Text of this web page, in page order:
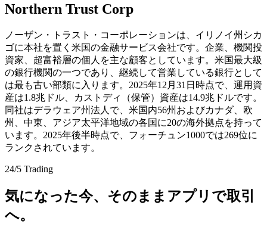
Northern Trust Corp
ノーザン・トラスト・コーポレーションは、イリノイ州シカ
ゴに本社を置く米国の金融サービス会社です。企業、機関投
資家、超富裕層の個人を主な顧客としています。米国最大級
の銀行機関の一つであり、継続して営業している銀行として
は最も古い部類に入ります。2025年12月31日時点で、運用資
産は1.8兆ドル、カストディ（保管）資産は14.9兆ドルです。
同社はデラウェア州法人で、米国内56州およびカナダ、欧
州、中東、アジア太平洋地域の各国に20の海外拠点を持って
います。2025年後半時点で、フォーチュン1000では269位に
ランクされています。
24/5 Trading
気になった今、そのままアプリで取引
へ。